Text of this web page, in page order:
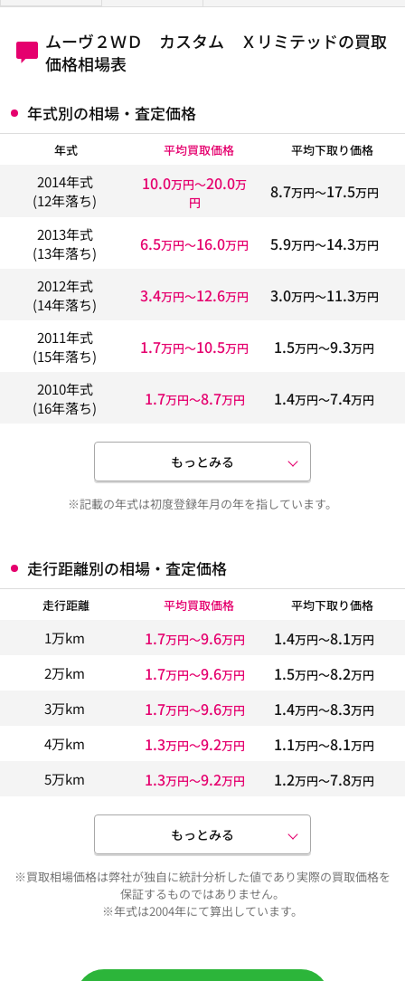
ムーヴ２ＷＤ カスタム Ｘリミテッドの買取
価格相場表
年式別の相場・査定価格
年式 平均買取価格 平均下取り価格
2014年式
(12年落ち)
10.0万円〜20.0万
円
8.7万円〜17.5万円
2013年式
(13年落ち)
6.5万円〜16.0万円 5.9万円〜14.3万円
2012年式
(14年落ち)
3.4万円〜12.6万円 3.0万円〜11.3万円
2011年式
(15年落ち)
1.7万円〜10.5万円 1.5万円〜9.3万円
2010年式
(16年落ち)
1.7万円〜8.7万円 1.4万円〜7.4万円
もっとみる
※記載の年式は初度登録年月の年を指しています。
走行距離別の相場・査定価格
走行距離 平均買取価格 平均下取り価格
1万km 1.7万円〜9.6万円 1.4万円〜8.1万円
2万km 1.7万円〜9.6万円 1.5万円〜8.2万円
3万km 1.7万円〜9.6万円 1.4万円〜8.3万円
4万km 1.3万円〜9.2万円 1.1万円〜8.1万円
5万km 1.3万円〜9.2万円 1.2万円〜7.8万円
もっとみる
※買取相場価格は弊社が独自に統計分析した値であり実際の買取価格を
保証するものではありません。
※年式は2004年にて算出しています。